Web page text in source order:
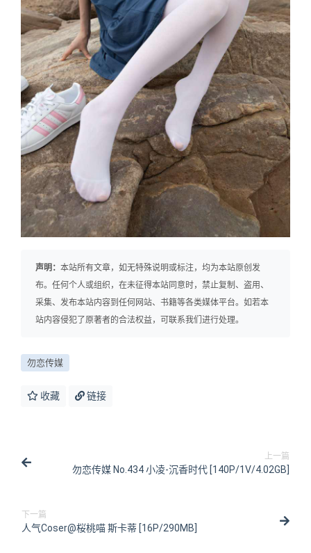
声明： 本站所有文章，如无特殊说明或标注，均为本站原创发
布。任何个人或组织，在未征得本站同意时，禁止复制、盗用、
采集、发布本站内容到任何网站、书籍等各类媒体平台。如若本
站内容侵犯了原著者的合法权益，可联系我们进行处理。
勿恋传媒
收藏 链接
上一篇
勿恋传媒 No.434 小凌-沉香时代 [140P/1V/4.02GB]
下一篇
人气Coser@桜桃喵 斯卡蒂 [16P/290MB]